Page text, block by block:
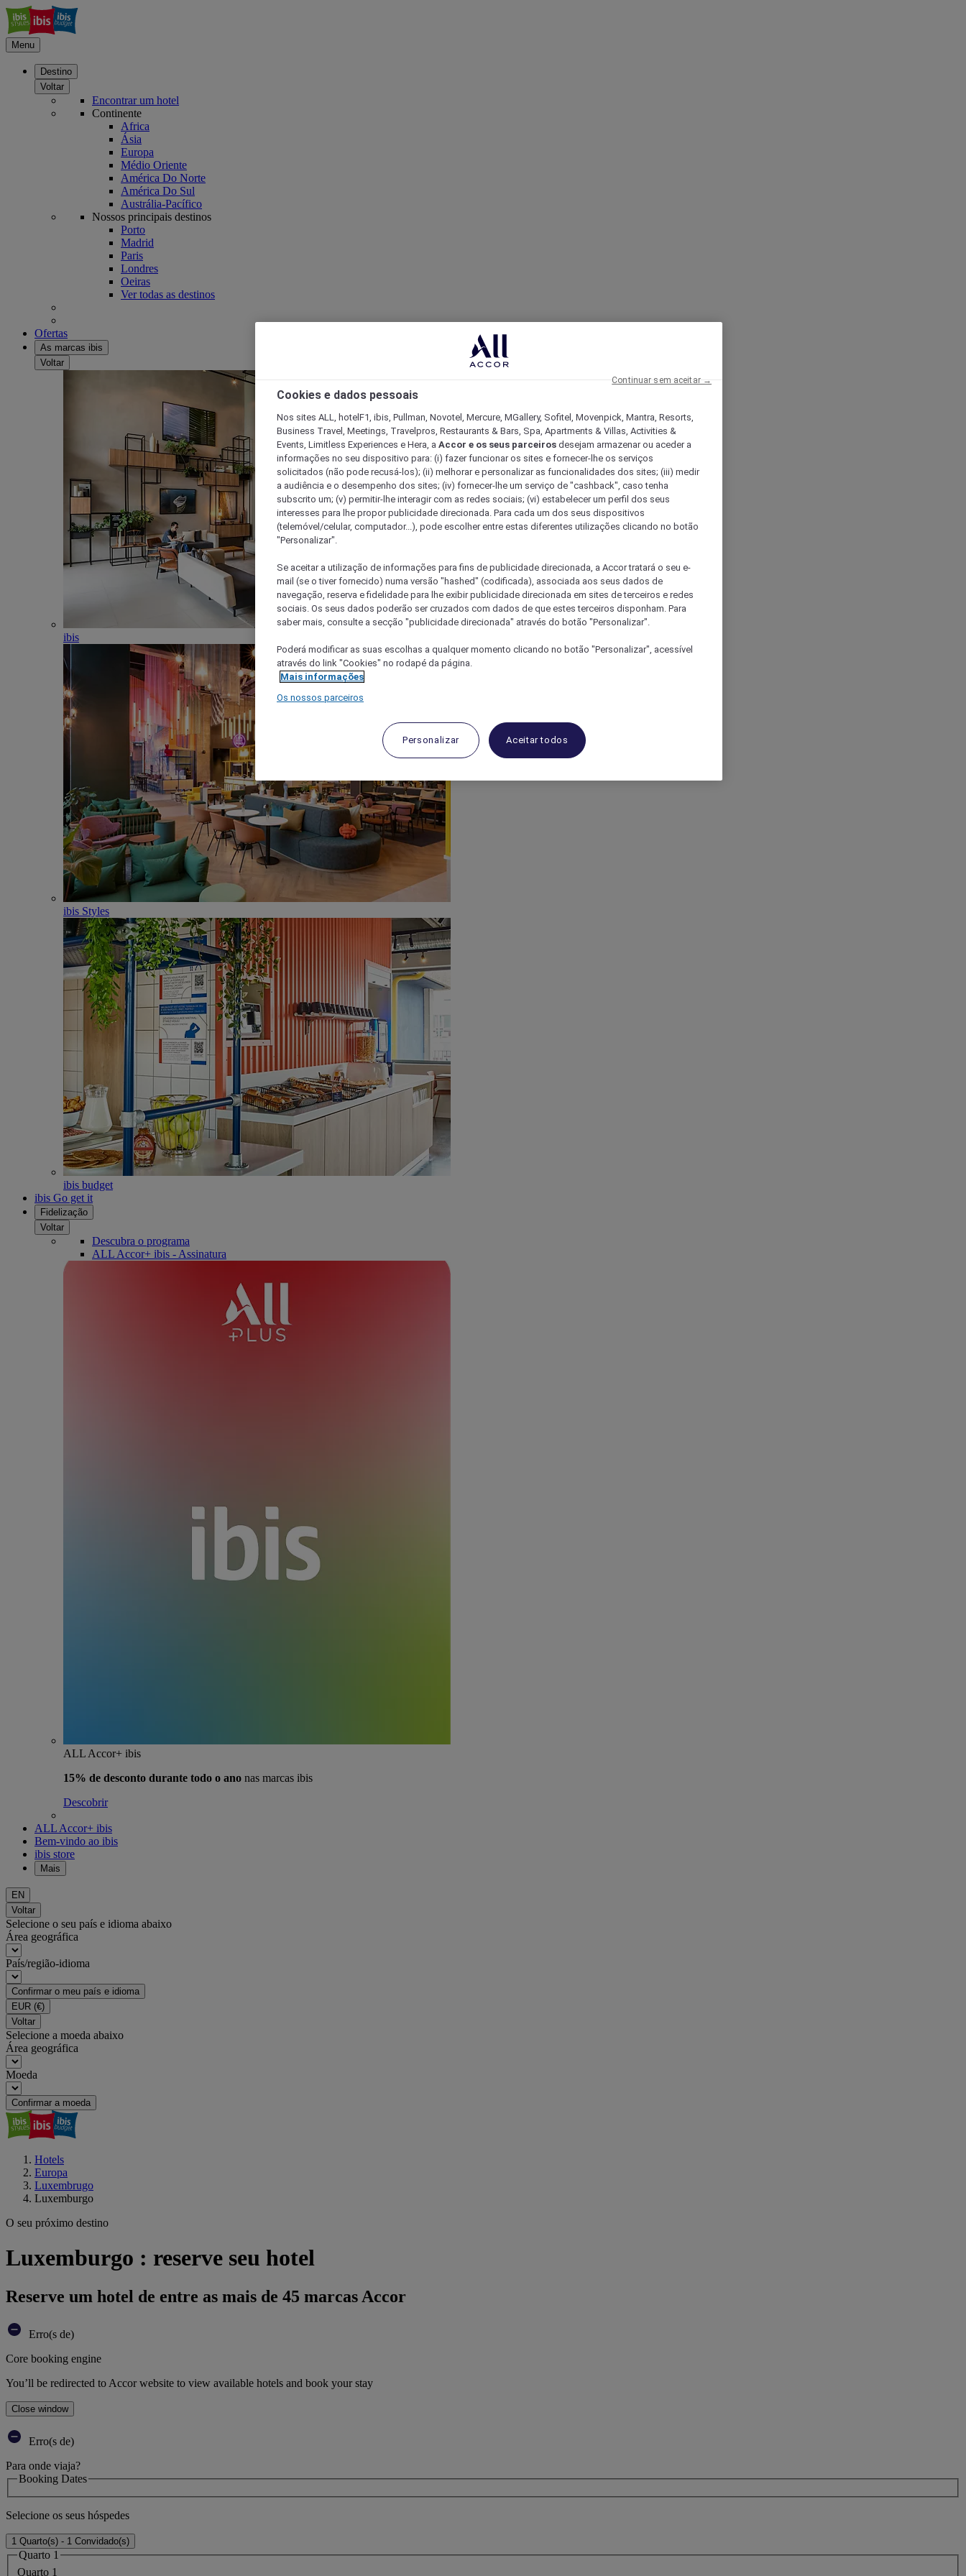
Menu
Destino
Voltar
Encontrar um hotel
Continente
Africa
Ásia
Europa
Médio Oriente
América Do Norte
América Do Sul
Austrália-Pacífico
Nossos principais destinos
Porto
Madrid
Paris
Londres
Oeiras
Ver todas as destinos
Ofertas
As marcas ibis
Voltar
ibis
ibis Styles
ibis budget
ibis Go get it
Fidelização
Voltar
Descubra o programa
ALL Accor+ ibis - Assinatura
ALL Accor+ ibis
15% de desconto durante todo o ano nas marcas ibis
Descobrir
ALL Accor+ ibis
Bem-vindo ao ibis
ibis store
Mais
EN
Voltar
Selecione o seu país e idioma abaixo
Área geográfica
País/região-idioma
Confirmar o meu país e idioma
EUR (€)
Voltar
Selecione a moeda abaixo
Área geográfica
Moeda
Confirmar a moeda
Hotels
Europa
Luxembrugo
Luxemburgo
O seu próximo destino
Luxemburgo : reserve seu hotel
Reserve um hotel de entre as mais de 45 marcas Accor
Erro(s de)
Core booking engine
You’ll be redirected to Accor website to view available hotels and book your stay
Close window
Erro(s de)
Para onde viaja?
Booking Dates
Selecione os seus hóspedes
1 Quarto(s) - 1 Convidado(s)
Quarto 1
Quarto 1
Cookies e dados pessoais
Nos sites ALL, hotelF1, ibis, Pullman, Novotel, Mercure, MGallery, Sofitel, Movenpick, Mantra, Resorts,
Business Travel, Meetings, Travelpros, Restaurants & Bars, Spa, Apartments & Villas, Activities &
Events, Limitless Experiences e Hera, a Accor e os seus parceiros desejam armazenar ou aceder a
informações no seu dispositivo para: (i) fazer funcionar os sites e fornecer-lhe os serviços
solicitados (não pode recusá-los); (ii) melhorar e personalizar as funcionalidades dos sites; (iii) medir
a audiência e o desempenho dos sites; (iv) fornecer-lhe um serviço de "cashback", caso tenha
subscrito um; (v) permitir-lhe interagir com as redes sociais; (vi) estabelecer um perfil dos seus
interesses para lhe propor publicidade direcionada. Para cada um dos seus dispositivos
(telemóvel/celular, computador...), pode escolher entre estas diferentes utilizações clicando no botão
"Personalizar".
Se aceitar a utilização de informações para fins de publicidade direcionada, a Accor tratará o seu e-
mail (se o tiver fornecido) numa versão "hashed" (codificada), associada aos seus dados de
navegação, reserva e fidelidade para lhe exibir publicidade direcionada em sites de terceiros e redes
sociais. Os seus dados poderão ser cruzados com dados de que estes terceiros disponham. Para
saber mais, consulte a secção "publicidade direcionada" através do botão "Personalizar".
Poderá modificar as suas escolhas a qualquer momento clicando no botão "Personalizar", acessível
através do link "Cookies" no rodapé da página.
Mais informações
Os nossos parceiros
Personalizar Aceitar todos
Continuar sem aceitar →